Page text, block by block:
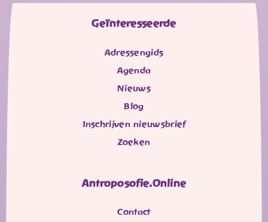
Geïnteresseerde
Adressengids
Agenda
Nieuws
Blog
Inschrijven nieuwsbrief
Zoeken
Antroposofie.Online
Contact